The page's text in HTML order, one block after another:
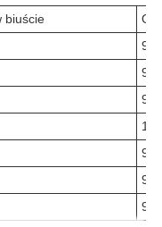
biuście